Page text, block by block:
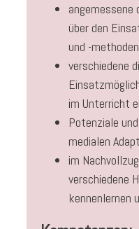
über den
und -
verschiedene
im Unterricht
Potenziale
medialen
im
verschiedene
kennenlernen